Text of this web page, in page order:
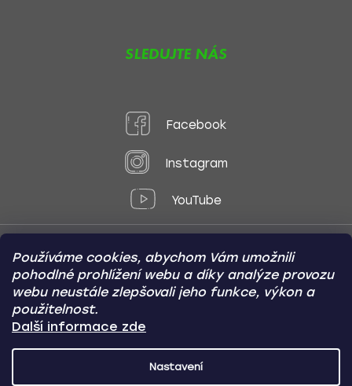
Používáme cookies, abychom Vám umožnili
pohodlné prohlížení webu a díky analýze provozu
webu neustále zlepšovali jeho funkce, výkon a
použitelnost.
Další informace zde
Nastavení
SLEDUJTE NÁS
Facebook
Instagram
YouTube
Způsoby platby:
Online
Převod
Dobírka